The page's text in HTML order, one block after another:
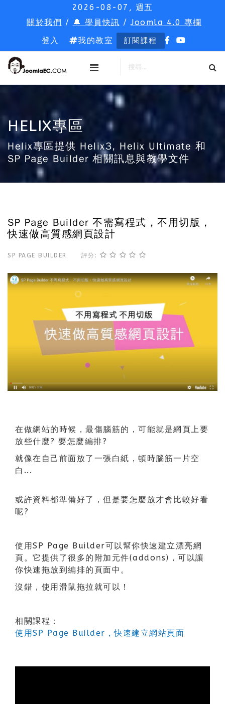
2026-08-07, 週五
關於我們 / 🔔 學員快訊 /Joomla 4.0 專欄
登入
我的教室 訂閱課程
HELIX專區
Helix專區提供 Helix3, Helix Ultimate 和
SP Page Builder 相關訊息與教學文件
SP Page Builder 不需寫程式，不用切版，
快速做高質感網頁設計
SP PAGE BUILDER 評分:
在做網站的時候，最傷腦筋的，可能就是網頁上要
放些什麼? 要怎麼編排?
就像在自己前面放了一張白紙，頓時腦筋一片空
白...
或許資料都準備好了，但是要怎麼放才會比較好看
呢?
使用SP Page Builder可以幫你快速建立漂亮網
頁。它提供了很多的附加元件(addons)，可以讓
你快速拖放到編排的頁面中。
沒錯，使用滑鼠拖拉就可以！
相關課程：
使用SP Page Builder，快速建立網站頁面